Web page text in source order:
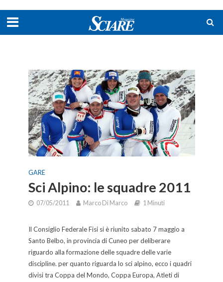
GARE
Sci Alpino: le squadre 2011
07/05/2011 Marco Di Marco 1 Minuti
Il Consiglio Federale Fisi si è riunito sabato 7 maggio a
Santo Belbo, in provincia di Cuneo per deliberare
riguardo alla formazione delle squadre delle varie
discipline. per quanto riguarda lo sci alpino, ecco i quadri
divisi tra Coppa del Mondo, Coppa Europa, Atleti di